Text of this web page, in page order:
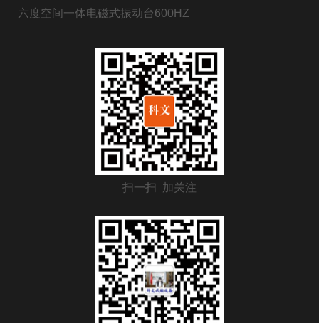
六度空间一体电磁式振动台600HZ
扫一扫 加关注